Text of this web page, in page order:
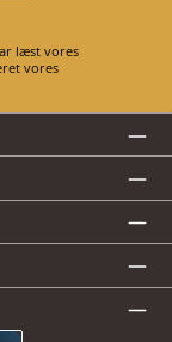
Ved at vælge Fortsæt bekræfter du, at du har læst vores
og accepteret vores